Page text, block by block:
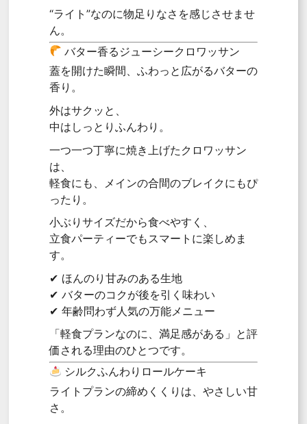
“ライト”なのに物足りなさを感じさせませ
ん。
バター香るジューシークロワッサン
蓋を開けた瞬間、ふわっと広がるバターの
香り。
外はサクッと、
中はしっとりふんわり。
一つ一つ丁寧に焼き上げたクロワッサン
は、
軽食にも、メインの合間のブレイクにもぴ
ったり。
小ぶりサイズだから食べやすく、
立食パーティーでもスマートに楽しめま
す。
✔ ほんのり甘みのある生地
✔ バターのコクが後を引く味わい
✔ 年齢問わず人気の万能メニュー
「軽食プランなのに、満足感がある」と評
価される理由のひとつです。
シルクふんわりロールケーキ
ライトプランの締めくくりは、やさしい甘
さ。